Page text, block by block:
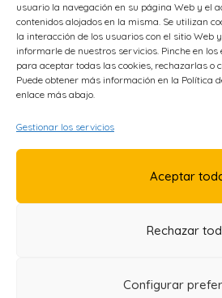
usuario la navegación en su página Web y el
contenidos alojados en la misma. Se utilizan
la interacción de los usuarios con el sitio Web
informarle de nuestros servicios. Pinche en los
para aceptar todas las cookies, rechazarlas o
Puede obtener más información en la Política
enlace más abajo.
Gestionar los servicios
Aceptar
Rechazar
Configurar
Economía e
Educación
Energía
Metal
Política de